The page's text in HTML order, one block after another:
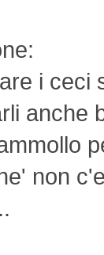
i ceci
anche
non